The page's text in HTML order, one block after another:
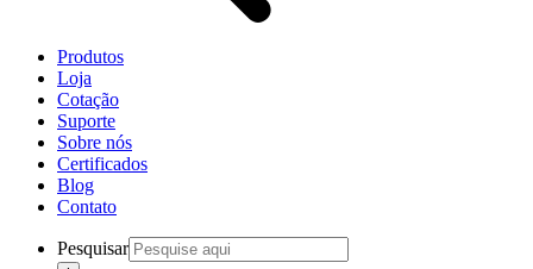
Produtos
Loja
Cotação
Suporte
Sobre nós
Certificados
Blog
Contato
Pesquisar